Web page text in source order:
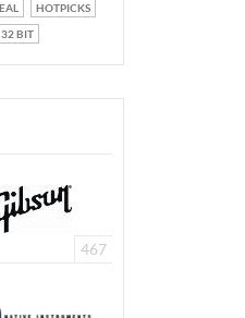
HOTPICKS
32 BIT
467